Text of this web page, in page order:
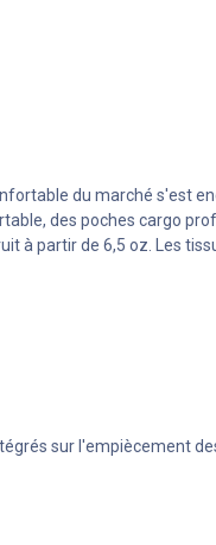
du marché s'est
des poches cargo
à partir de 6,5 oz. Les
sur l'empiècement